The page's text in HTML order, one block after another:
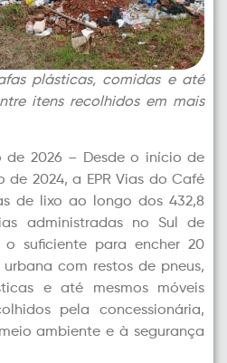
plásticas, comidas e até
itens recolhidos em mais
de 2026 – Desde o início de
de 2024, a EPR Vias do Café
de lixo ao longo dos 432,8
administradas no Sul de
suficiente para encher 20
com restos de pneus,
e até mesmos móveis
pela concessionária,
ambiente e à segurança